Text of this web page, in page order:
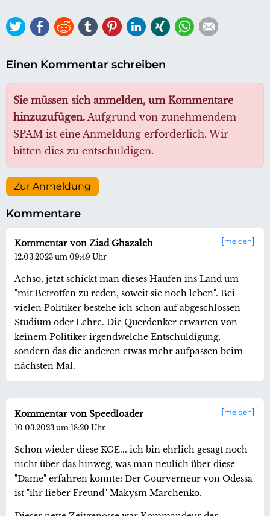
TwitterFacebook
ReddittumblrPinterestLinkedIn
Xing WhatsApp
Einen Kommentar schreiben
Sie müssen sich anmelden, um Kommentare
hinzuzufügen. Aufgrund von zunehmendem
SPAM ist eine Anmeldung erforderlich. Wir
bitten dies zu entschuldigen.
Zur Anmeldung
Kommentare
melden
Kommentar von Ziad Ghazaleh
12.03.2023 um 09:49 Uhr
Achso, jetzt schickt man dieses Haufen ins Land um
"mit Betroffen zu reden, soweit sie noch leben". Bei
vielen Politiker bestehe ich schon auf abgeschlossen
Studium oder Lehre. Die Querdenker erwarten von
keinem Politiker irgendwelche Entschuldigung,
sondern das die anderen etwas mehr aufpassen beim
nächsten Mal.
melden
Kommentar von Speedloader
10.03.2023 um 18:20 Uhr
Schon wieder diese KGE... ich bin ehrlich gesagt noch
nicht über das hinweg, was man neulich über diese
"Dame" erfahren konnte: Der Gourverneur von Odessa
ist "ihr lieber Freund" Makysm Marchenko.